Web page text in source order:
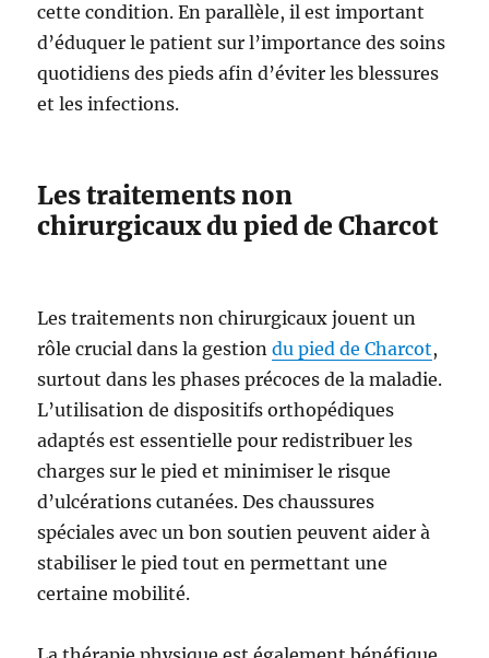
cette condition. En parallèle, il est important
d’éduquer le patient sur l’importance des soins
quotidiens des pieds afin d’éviter les blessures
et les infections.
Les traitements non
chirurgicaux du pied de Charcot
Les traitements non chirurgicaux jouent un
rôle crucial dans la gestiondu pied de Charcot,
surtout dans les phases précoces de la maladie.
L’utilisation de dispositifs orthopédiques
adaptés est essentielle pour redistribuer les
charges sur le pied et minimiser le risque
d’ulcérations cutanées. Des chaussures
spéciales avec un bon soutien peuvent aider à
stabiliser le pied tout en permettant une
certaine mobilité.